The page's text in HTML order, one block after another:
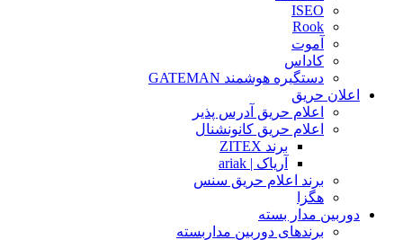
ISEO
Rook
آموت
کاداس
دستگیره هوشمند GATEMAN
اعلان حریق
اعلام حریق آدرس پذیر
اعلام حریق کانونشنال
برند ZITEX
آریاک | ariak
برند اعلام حریق سنس
هگزا
دوربین مدار بسته
برندهای دوربین مداربسته